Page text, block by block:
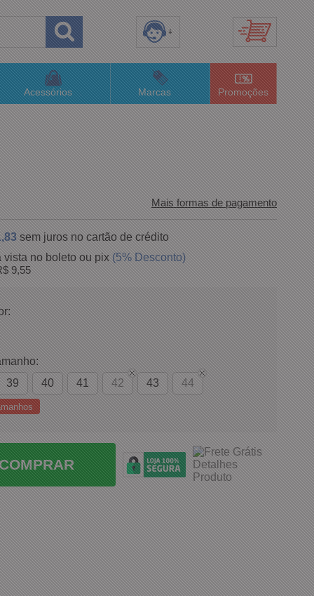
3658-4820
(48)996063435
Online
Acessórios Marcas Promoções
Mais formas de pagamento
sem juros no cartão de crédito
vista no boleto ou pix (5% Desconto)
9,55
39 40 41 42 43 44